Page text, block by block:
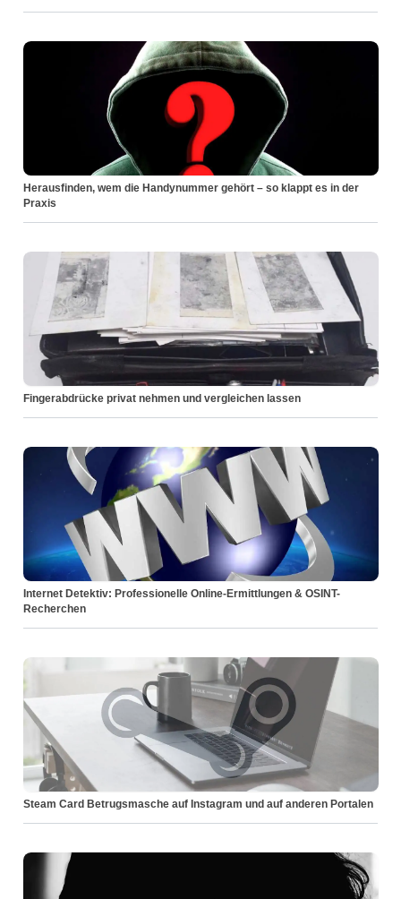
Herausfinden, wem die Handynummer gehört – so klappt es in der
Praxis
Fingerabdrücke privat nehmen und vergleichen lassen
Internet Detektiv: Professionelle Online-Ermittlungen & OSINT-
Recherchen
Steam Card Betrugsmasche auf Instagram und auf anderen Portalen